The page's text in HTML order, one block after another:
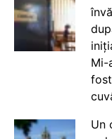
Mi-
Un